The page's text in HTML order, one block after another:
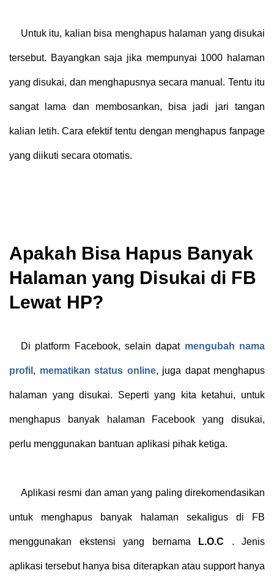
Untuk itu, kalian bisa menghapus halaman yang disukai
tersebut. Bayangkan saja jika mempunyai 1000 halaman
yang disukai, dan menghapusnya secara manual. Tentu itu
sangat lama dan membosankan, bisa jadi jari tangan
kalian letih. Cara efektif tentu dengan menghapus fanpage
yang diikuti secara otomatis.
Apakah Bisa Hapus Banyak
Halaman yang Disukai di FB
Lewat HP?
Di platform Facebook, selain dapat mengubah nama
profil , mematikan status online, juga dapat menghapus
halaman yang disukai. Seperti yang kita ketahui, untuk
menghapus banyak halaman Facebook yang disukai,
perlu menggunakan bantuan aplikasi pihak ketiga.
Aplikasi resmi dan aman yang paling direkomendasikan
untuk menghapus banyak halaman sekaligus di FB
menggunakan ekstensi yang bernama L.O.C . Jenis
aplikasi tersebut hanya bisa diterapkan atau support hanya